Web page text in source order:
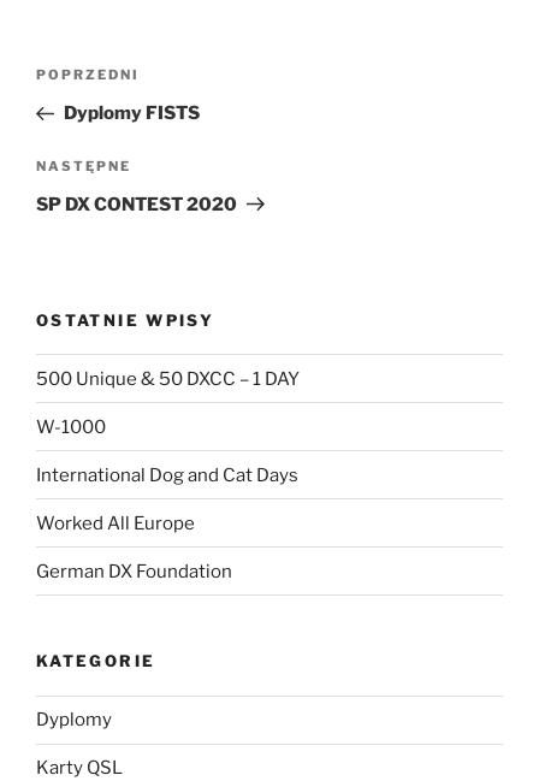
Nawigacja
Poprzedni
wpis
POPRZEDNI
Dyplomy FISTS
Następny
wpis
NASTĘPNE
SP DX CONTEST 2020
OSTATNIE WPISY
500 Unique & 50 DXCC – 1 DAY
W-1000
International Dog and Cat Days
Worked All Europe
German DX Foundation
KATEGORIE
Dyplomy
Karty QSL